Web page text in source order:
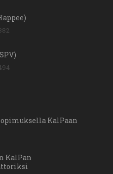
KalPaan
KalPan